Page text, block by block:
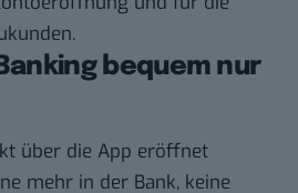
bequem nur
über die App eröffnet
mehr in der Bank, keine